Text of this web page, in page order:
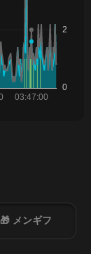
🎁 メンギフ